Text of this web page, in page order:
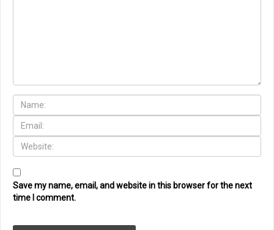
Save my name, email, and website in this browser for the next
time I comment.